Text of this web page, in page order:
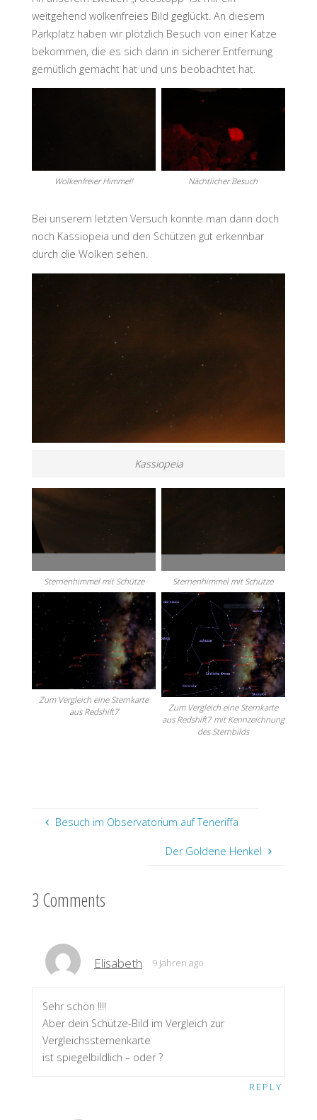
weitgehend wolkenfreies Bild geglückt. An diesem
Parkplatz haben wir plötzlich Besuch von einer Katze
bekommen, die es sich dann in sicherer Entfernung
gemütlich gemacht hat und uns beobachtet hat.
Wolkenfreier Himmel! Nächtlicher Besuch
Bei unserem letzten Versuch konnte man dann doch
noch Kassiopeia und den Schützen gut erkennbar
durch die Wolken sehen.
Kassiopeia
Sternenhimmel mit Schütze Sternenhimmel mit Schütze
Zum Vergleich eine Sternkarte
aus Redshift7
Zum Vergleich eine Sternkarte
aus Redshift7 mit Kennzeichnung
des Sternbilds
Besuch im Observatorium auf Teneriffa
Der Goldene Henkel
3 Comments
Elisabeth 9 Jahren ago
Sehr schön !!!!
Aber dein Schütze-Bild im Vergleich zur
Vergleichssternenkarte
ist spiegelbildlich – oder ?
REPLY